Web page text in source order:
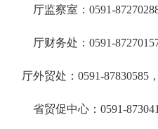
厅监察室：0591-
厅财务处： 0591-
厅外贸处：0591-87830585
省贸促中心：0591-873041